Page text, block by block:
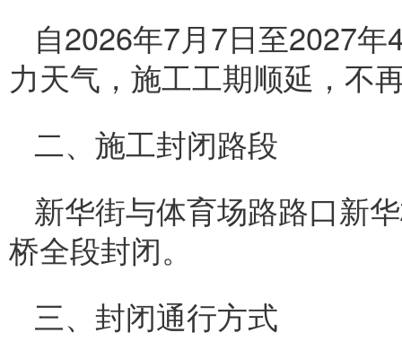
自2026年7月7日至2027
力天气，施工工期顺延，不
二、施工封闭路段
新华街与体育场路路口新
桥全段封闭。
三、封闭通行方式